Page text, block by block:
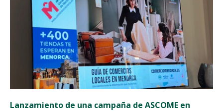
Lanzamiento de una campaña de ASCOME en